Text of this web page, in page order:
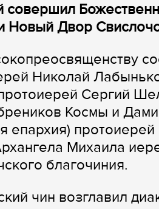
совершил
Новый Двор
Николай
Сергий
Космы и
епархия)
Михаила
благочиния.
чин возглавил